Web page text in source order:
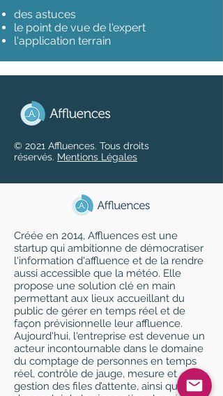
des astuces
le point de vue de l'expert
l'application terrain
© 2021 Affluences. Tous droits
réservés. Mentions Légales
Créée en 2014, Affluences est une
startup qui ambitionne de démocratiser
l'information d'affluence et de la rendre
aussi accessible que la météo. Elle
propose une solution clé en main
permettant aux lieux accueillant du
public de gérer en temps réel et de
façon prévisionnelle leur affluence.
Aujourd'hui, l'entreprise est devenue un
acteur incontournable dans le domaine
du comptage de personnes en temps
réel, contrôle de jauge, mesure et
gestion des files d’attente, ainsi que